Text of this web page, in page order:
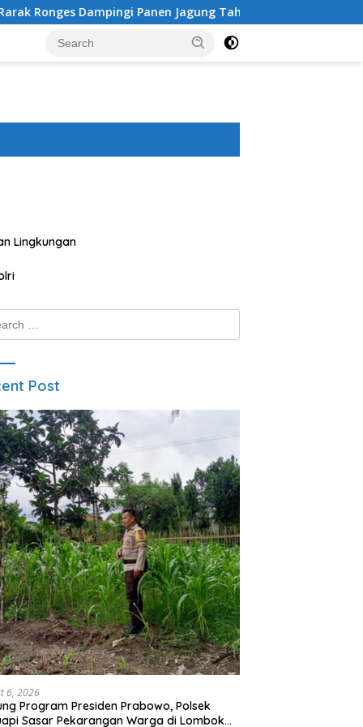
Panen Jagung Tahap III, Pastikan Hasil Petani Terserap
Lingkungan
Post
6, 2026
Program Presiden Prabowo, Polsek
Sasar Pekarangan Warga di Lombok